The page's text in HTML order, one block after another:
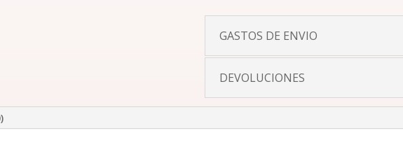
GASTOS DE ENVIO
DEVOLUCIONES